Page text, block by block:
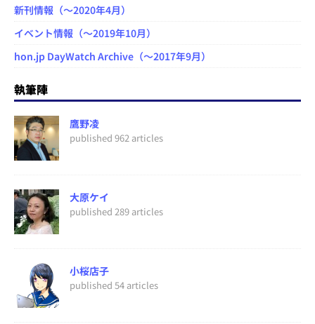
新刊情報（～2020年4月）
イベント情報（～2019年10月）
hon.jp DayWatch Archive（～2017年9月）
執筆陣
鷹野凌
published 962 articles
大原ケイ
published 289 articles
小桜店子
published 54 articles